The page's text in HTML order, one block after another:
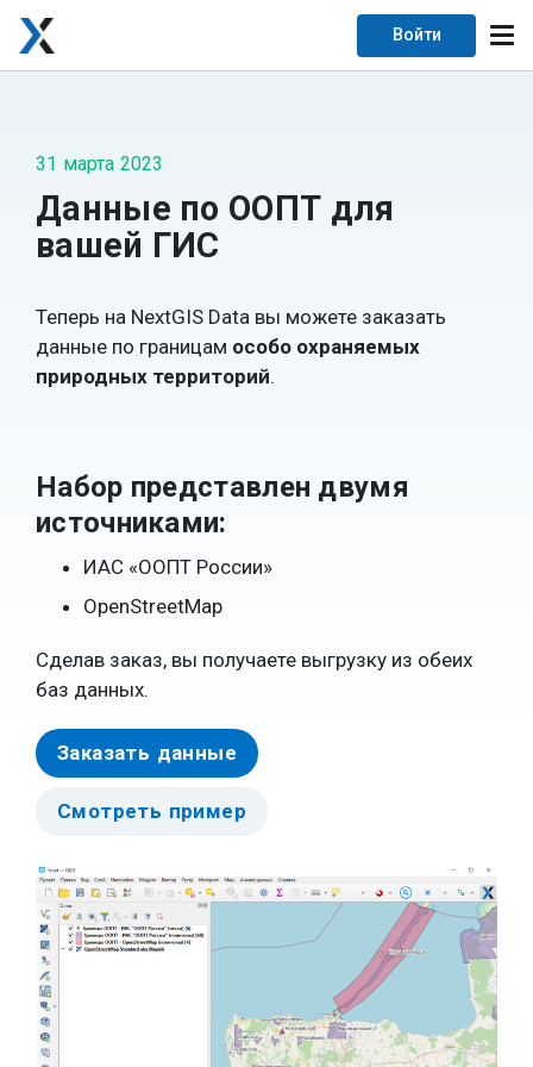
Войти
31 марта 2023
Данные по ООПТ для
вашей ГИС
Теперь на NextGIS Data вы можете заказать
данные по границам особо охраняемых
природных территорий.
Набор представлен двумя
источниками:
ИАС «ООПТ России»
OpenStreetMap
Сделав заказ, вы получаете выгрузку из обеих
баз данных.
Заказать данные
Смотреть пример